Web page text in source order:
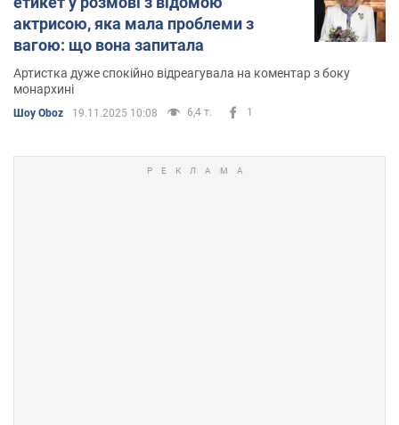
актрисою, яка мала проблеми з
вагою: що вона запитала
Артистка дуже спокійно відреагувала на коментар з боку
монархині
Шоу Oboz 19.11.2025 10:08 6,4 т. 1